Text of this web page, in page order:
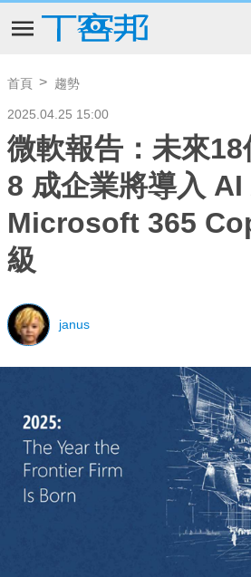
首頁 趨勢
2025.04.25 15:00
微軟報告：未來
8 成企業將導入 AI
Microsoft 365
級
janus